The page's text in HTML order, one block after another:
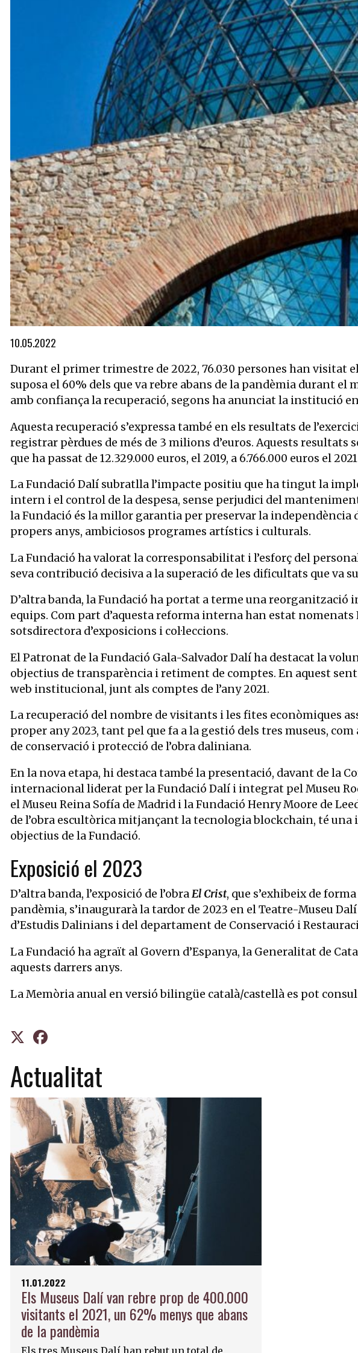
Diapositiva 1 de 1
10.05.2022
Durant el primer trimestre de 2022, 76.030 persones han visitat
suposa el 60% dels que va rebre abans de la pandèmia durant
amb confiança la recuperació, segons ha anunciat la institució
Aquesta recuperació s’expressa també en els resultats de
registrar pèrdues de més de 3 milions d’euros. Aquests resultats
que ha passat de 12.329.000 euros, el 2019, a 6.766.000 euros el
La Fundació Dalí subratlla l’impacte positiu que ha tingut la
intern i el control de la despesa, sense perjudici del
la Fundació és la millor garantia per preservar la
propers anys, ambiciosos programes artístics i culturals.
La Fundació ha valorat la corresponsabilitat i l’esforç del
seva contribució decisiva a la superació de les dificultats que va
D’altra banda, la Fundació ha portat a terme una
equips. Com part d’aquesta reforma interna han estat
sotsdirectora d’exposicions i col·leccions.
El Patronat de la Fundació Gala-Salvador Dalí ha destacat la
objectius de transparència i retiment de comptes. En aquest
web institucional, junt als comptes de l’any 2021.
La recuperació del nombre de visitants i les fites econòmiques
proper any 2023, tant pel que fa a la gestió dels tres museus,
de conservació i protecció de l’obra daliniana.
En la nova etapa, hi destaca també la presentació, davant de la
internacional liderat per la Fundació Dalí i integrat pel Museu
el Museu Reina Sofía de Madrid i la Fundació Henry Moore de
de l’obra escultòrica mitjançant la tecnologia blockchain, té
objectius de la Fundació.
Exposició el 2023
D’altra banda, l’exposició de l’obraEl Crist, que s’exhibeix de
pandèmia, s’inaugurarà la tardor de 2023 en el Teatre-Museu
d’Estudis Dalinians i del departament de Conservació i
La Fundació ha agraït al Govern d’Espanya, la Generalitat de
aquests darrers anys.
La Memòria anual en versió bilingüe català/castellà es pot
Actualitat
11.01.2022
Els Museus Dalí van rebre prop de 400.000
visitants el 2021, un 62% menys que abans
de la pandèmia